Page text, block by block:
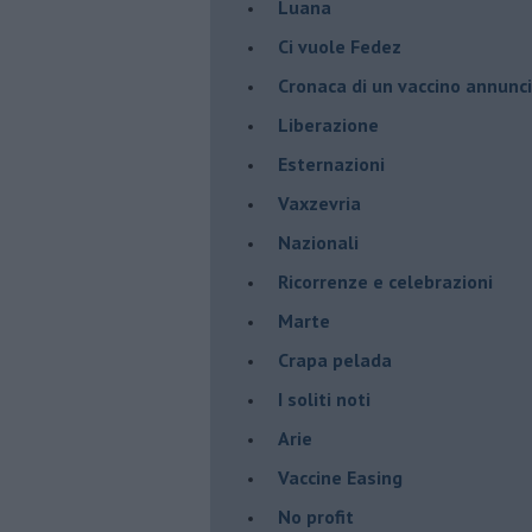
Luana
​Ci vuole Fedez
​Cronaca di un vaccino
​Liberazione
Esternazioni
Vaxzevria
Nazionali
​Ricorrenze e celebrazioni
Marte
​Crapa pelada
​I soliti noti
Arie
​Vaccine Easing
No profit